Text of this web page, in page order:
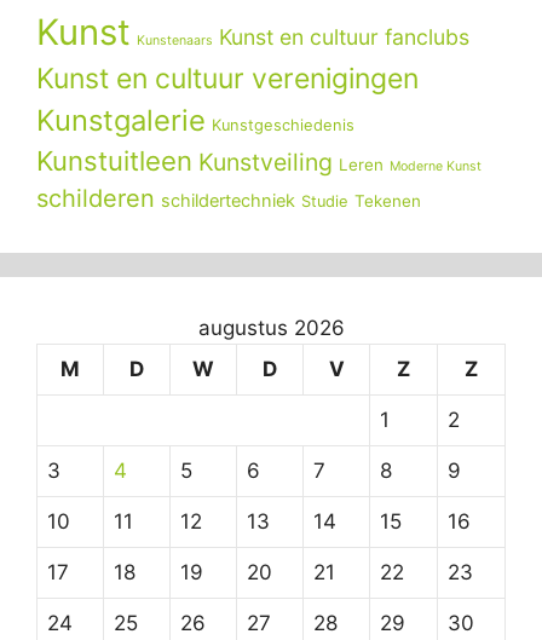
Kunst Kunstenaars Kunst en cultuur fanclubs
Kunst en cultuur verenigingen
Kunstgalerie Kunstgeschiedenis
Kunstuitleen Kunstveiling Leren Moderne Kunst
schilderen schildertechniek Studie Tekenen
augustus 2026
M
D W D V Z Z
1 2
3 4 5 6 7 8 9
10 11 12 13 14 15 16
17 18 19 20 21 22 23
24 25 26 27 28 29 30